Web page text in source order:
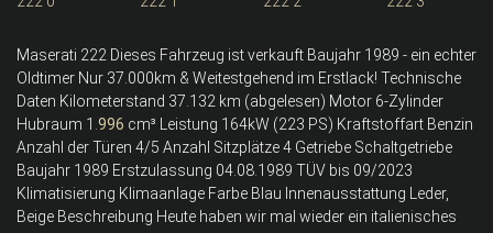
Maserati 222 Dieses Fahrzeug ist verkauft Baujahr 1989 - ein echter
Oldtimer Nur 37.000km & Weitestgehend im Erstlack! Technische
Daten Kilometerstand 37.132 km (abgelesen) Motor 6-Zylinder
Hubraum 1.996 cm³ Leistung 164kW (223 PS) Kraftstoffart Benzin
Anzahl der Türen 4/5 Anzahl Sitzplätze 4 Getriebe Schaltgetriebe
Baujahr 1989 Erstzulassung 04.08.1989 TÜV bis 09/2023
Klimatisierung Klimaanlage Farbe Blau Innenausstattung Leder,
Beige Beschreibung Heute haben wir mal wieder ein italienisches